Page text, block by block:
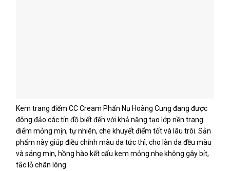
Kem trang điểm CC Cream Phấn Nụ Hoàng Cung đang được
đông đảo các tín đồ biết đến với khả năng tạo lớp nền trang
điểm mỏng mịn, tự nhiên, che khuyết điểm tốt và lâu trôi. Sản
phẩm này giúp điều chỉnh màu da tức thì, cho làn da đều màu
và sáng mịn, hồng hào kết cấu kem mỏng nhẹ không gây bít,
tắc lỗ chân lông.